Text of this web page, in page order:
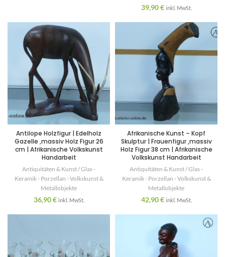
39,90€ inkl. MwSt.
Antilope Holzfigur | Edelholz
Gazelle ,massiv Holz Figur 26
cm | Afrikanische Volkskunst
Handarbeit
Antiquitäten & Kunst / Glas -
Keramik - Porzellan - Volkskunst &
Metallobjekte
36,90€ inkl. MwSt.
Afrikanische Kunst – Kopf
Skulptur | Frauenfigur ,massiv
Holz Figur 38 cm | Afrikanische
Volkskunst Handarbeit
Antiquitäten & Kunst / Glas -
Keramik - Porzellan - Volkskunst &
Metallobjekte
42,90€ inkl. MwSt.